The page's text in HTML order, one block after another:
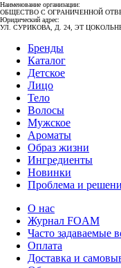
Наименование организации:
ОБЩЕСТВО С ОГРАНИЧЕННОЙ
Юридический адрес:
УЛ. СУРИКОВА, Д. 24, ЭТ
Бренды
Каталог
Детское
Лицо
Тело
Волосы
Мужское
Ароматы
Образ жизни
Ингредиенты
Новинки
Проблема и
О нас
Журнал FOAM
Часто задаваемые
Оплата
Доставка и